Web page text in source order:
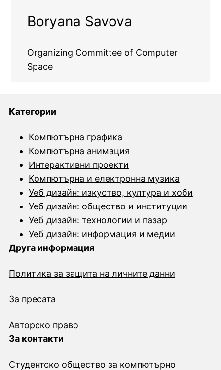
Boryana Savova
Organizing Committee of Computer
Space
Категории
Компютърна графика
Компютърна анимация
Интерактивни проекти
Компютърна и електронна музика
Уеб дизайн: изкуство, култура и хоби
Уеб дизайн: общество и институции
Уеб дизайн: технологии и пазар
Уеб дизайн: информация и медии
Друга информация
Политика за защита на личните данни
За пресата
Авторско право
За контакти
Студентско общество за компютърно